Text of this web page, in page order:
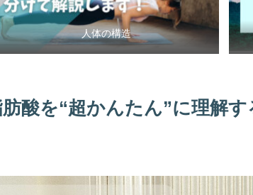
人体の構造
酸を“超かんたん”に理解